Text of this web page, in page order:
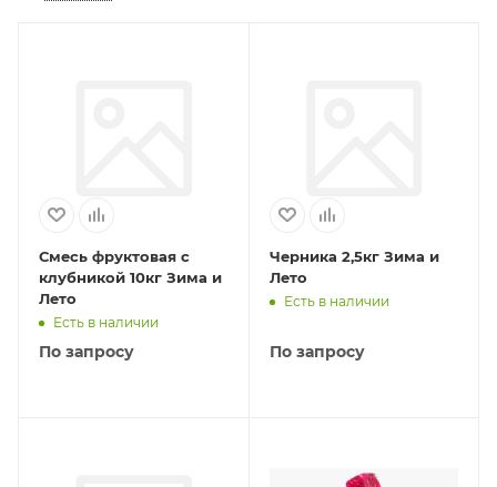
Смесь фруктовая с
клубникой 10кг Зима и
Лето
Есть в наличии
По запросу
Черника 2,5кг Зима и
Лето
Есть в наличии
По запросу